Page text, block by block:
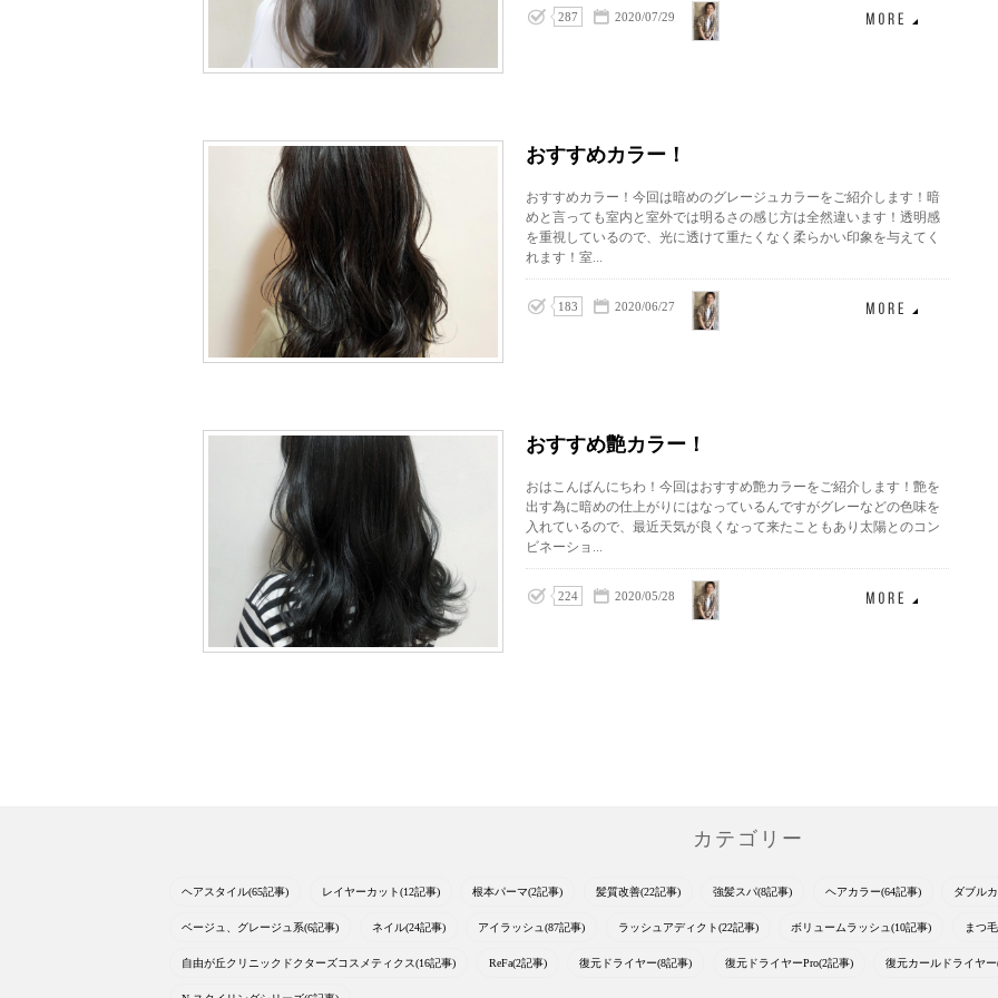
287 2020/07/29
山中
優
おすすめカラー！
おすすめカラー！今回は暗めのグレージュカラーをご紹介します！暗
めと言っても室内と室外では明るさの感じ方は全然違います！透明感
を重視しているので、光に透けて重たくなく柔らかい印象を与えてく
れます！室...
183 2020/06/27
山中
優
おすすめ艶カラー！
おはこんばんにちわ！今回はおすすめ艶カラーをご紹介します！艶を
出す為に暗めの仕上がりにはなっているんですがグレーなどの色味を
入れているので、最近天気が良くなって来たこともあり太陽とのコン
ビネーショ...
224 2020/05/28
山中
優
カテゴリー
ヘアスタイル(65記事) レイヤーカット(12記事) 根本パーマ(2記事) 髪質改善(22記事) 強髪スパ(8記事) ヘアカラー(64記事) ダブル
ベージュ、グレージュ系(6記事) ネイル(24記事) アイラッシュ(87記事) ラッシュアディクト(22記事) ボリュームラッシュ(10記事) まつ
自由が丘クリニックドクターズコスメティクス(16記事) ReFa(2記事) 復元ドライヤー(8記事) 復元ドライヤーPro(2記事) 復元カールドライヤ